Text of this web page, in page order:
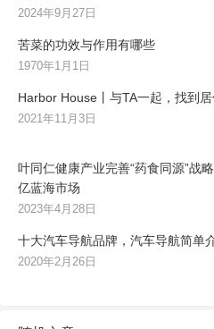
2024年9月27日
苦菜的功效与作用有哪些
1970年1月1日
Harbor House丨与TA一起，找到
2021年11月3日
叶同仁健康产业完善“药食同源”战
亿蓝海市场
2023年4月28日
十大汽车导航品牌，汽车导航简单
2020年2月26日